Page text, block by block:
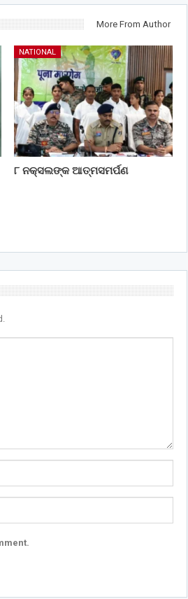
More From Author
NATIONAL
୮ ନକ୍ସଲଙ୍କ ଆତ୍ମସମର୍ପଣ